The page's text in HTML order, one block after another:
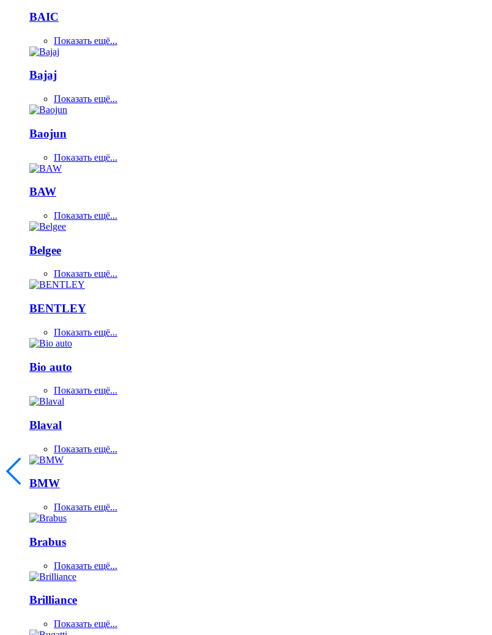
BAIC
Показать ещё...
Bajaj
Показать ещё...
Baojun
Показать ещё...
BAW
Показать ещё...
Belgee
Показать ещё...
BENTLEY
Показать ещё...
Bio auto
Показать ещё...
Blaval
Показать ещё...
BMW
Показать ещё...
Brabus
Показать ещё...
Brilliance
Показать ещё...